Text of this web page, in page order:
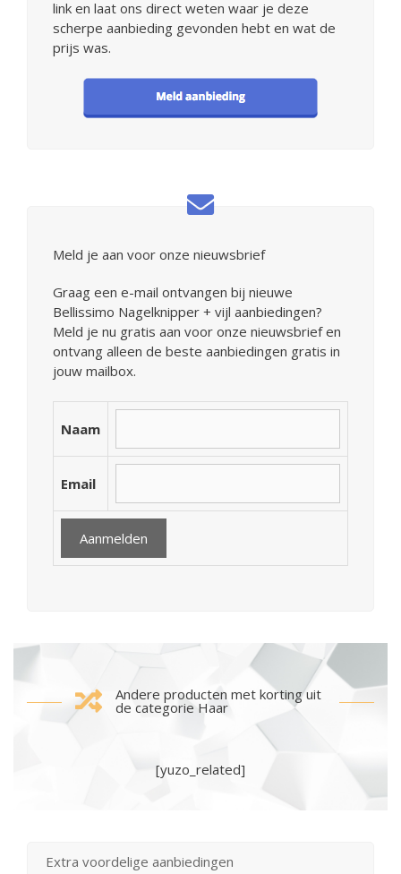
link en laat ons direct weten waar je deze
scherpe aanbieding gevonden hebt en wat de
prijs was.
Meld je aan voor onze nieuwsbrief
Graag een e-mail ontvangen bij nieuwe
Bellissimo Nagelknipper + vijl aanbiedingen?
Meld je nu gratis aan voor onze nieuwsbrief en
ontvang alleen de beste aanbiedingen gratis in
jouw mailbox.
Naam
Email
Andere producten met korting uit
de categorie Haar
[yuzo_related]
Extra voordelige aanbiedingen